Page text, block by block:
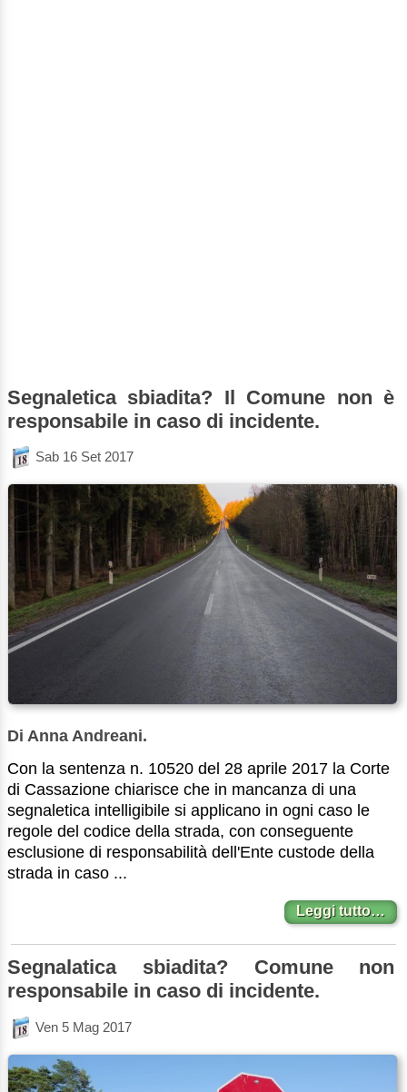
Segnaletica sbiadita? Il Comune non è
responsabile in caso di incidente.
Sab 16 Set 2017
Di Anna Andreani.
Con la sentenza n. 10520 del 28 aprile 2017 la Corte
di Cassazione chiarisce che in mancanza di una
segnaletica intelligibile si applicano in ogni caso le
regole del codice della strada, con conseguente
esclusione di responsabilità dell'Ente custode della
strada in caso ...
Leggi tutto…
Segnalatica sbiadita? Comune non
responsabile in caso di incidente.
Ven 5 Mag 2017